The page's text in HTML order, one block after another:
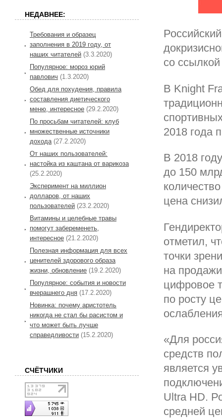
со
В Knight
2018 года
В 2018
до 150
цена
отметил,
точки
на
цифровое
по росту
«Для
средств
является
Ultra HD.
средней
НЕДАВНЕЕ:
Требования и образец
заполнения в 2019 году, от
наших читателей (3.3.2020)
Популярное: мороз юрий
павлович (1.3.2020)
Обед для похудения, правила
составления диетического
меню, интересное (29.2.2020)
По просьбам читателей: клуб
множественные источники
дохода (27.2.2020)
От наших пользователей:
настойка из каштана от варикоза
(25.2.2020)
Эксперимент на миллион
долларов, от наших
пользователей (23.2.2020)
Витамины и целебные травы
помогут забеременеть,
интересное (21.2.2020)
Полезная информация для всех
ценителей здорового образа
жизни, обновление (19.2.2020)
Популярное: события и новости
вчерашнего дня (17.2.2020)
Новинка: почему аристотель
никогда не стал бы расистом и
что может быть лучше
справедливости (15.2.2020)
СЧЁТЧИКИ